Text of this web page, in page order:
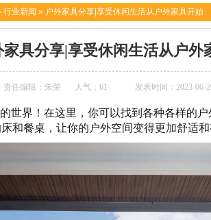
行业新闻 » 户外家具分享|享受休闲生活从户外家具开始
家具分享|享受休闲生活从户外
责任编辑：朱荣 人气： 61 发表时间：2023-06-
的世界！在这里，你可以找到各种各样的
和餐桌，让你的户外空间变得更加舒适和